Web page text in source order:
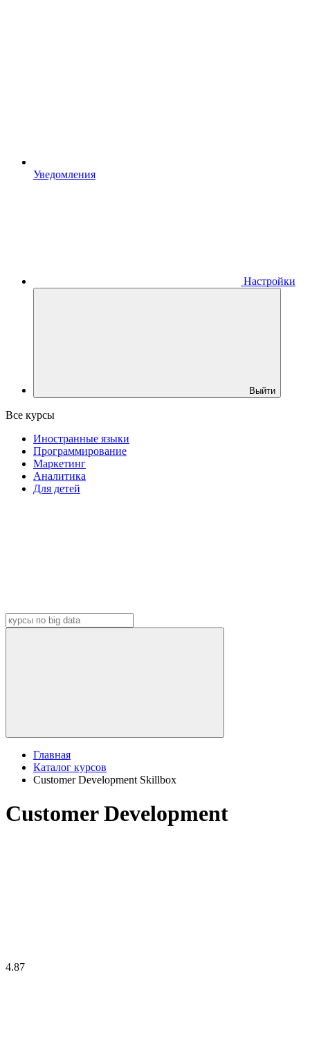
Уведомления
Настройки
Выйти
Все курсы
Иностранные языки
Программирование
Маркетинг
Аналитика
Для детей
Главная
Каталог курсов
Customer Development Skillbox
Customer Development
4.87